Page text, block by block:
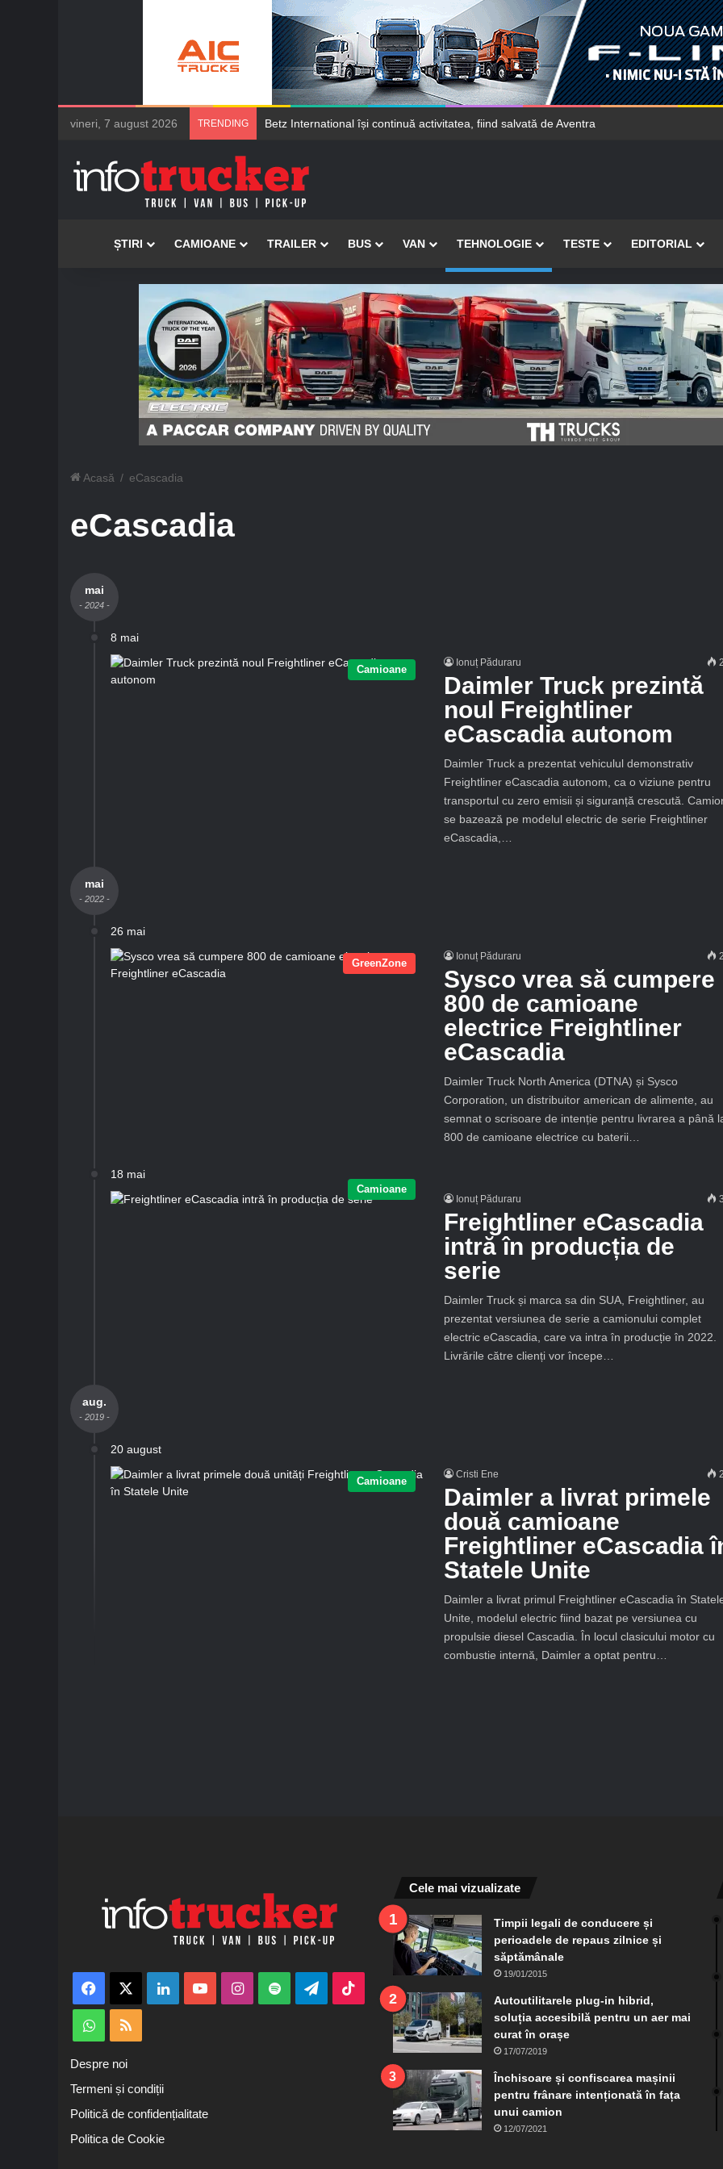
vineri, 7 august 2026 TRENDING Betz International își continuă activitatea, fiind salvată de Aventra
AcasăȘTIRI CAMIOANE TRAILER BUS VAN TEHNOLOGIE TESTE EDITORIAL
Acasă / eCascadia
eCascadia
mai
- 2024 -
8 mai
Camioane
Ionuț Păduraru
Daimler Truck prezintă
noul Freightliner
eCascadia autonom
Daimler Truck a prezentat vehiculul demonstrativ
Freightliner eCascadia autonom, ca o viziune pentru
transportul cu zero emisii și siguranță crescută.
se bazează pe modelul electric de serie Freightliner
eCascadia,…
mai
- 2022 -
26 mai
GreenZone
Ionuț Păduraru
Sysco vrea să cumpere
800 de camioane
electrice Freightliner
eCascadia
Daimler Truck North America (DTNA) și Sysco
Corporation, un distribuitor american de alimente, au
semnat o scrisoare de intenție pentru livrarea a până
800 de camioane electrice cu baterii…
18 mai
Camioane
Ionuț Păduraru
Freightliner eCascadia
intră în producția de
serie
Daimler Truck și marca sa din SUA, Freightliner, au
prezentat versiunea de serie a camionului complet
electric eCascadia, care va intra în producție în 2022.
Livrările către clienți vor începe…
aug.
- 2019 -
20 august
Camioane
Cristi Ene
Daimler a livrat primele
două camioane
Freightliner eCascadia
Statele Unite
Daimler a livrat primul Freightliner eCascadia în
Unite, modelul electric fiind bazat pe versiunea cu
propulsie diesel Cascadia. În locul clasicului motor cu
combustie internă, Daimler a optat pentru…
Facebook LinkedInYouTubeInstagram
Spotify TelegramTikTok
WhatsApp
Despre noi
Termeni și condiții
Politică de confidențialitate
Politica de Cookie
Cele mai vizualizate
Timpii legali de conducere și
perioadele de repaus zilnice și
săptămânale
19/01/2015
Autoutilitarele plug-in hibrid,
soluția accesibilă pentru un aer mai
curat în orașe
17/07/2019
Închisoare și confiscarea mașinii
pentru frânare intenționată în fața
unui camion
12/07/2021